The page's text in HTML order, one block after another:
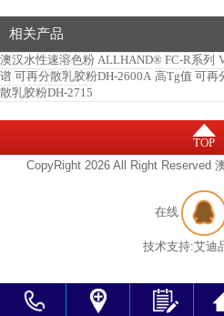
相关产品
澳汉水性速溶色粉 ALLHAND® FC-R系列
谱 可再分散乳胶粉DH-2600A 高Tg值 可再
散乳胶粉DH-2715
TOP
CopyRight 2026 All Right Reserved
在线
技术支持:艾迪